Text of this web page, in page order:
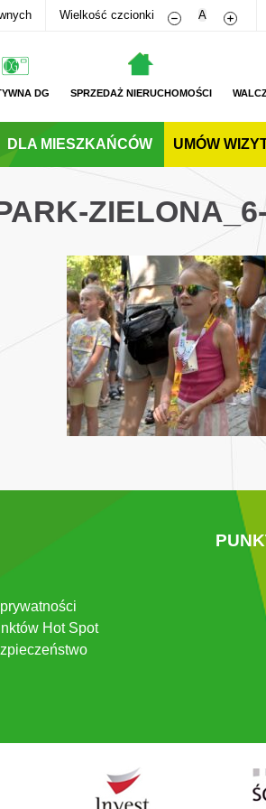
Wielkość czcionki Zmniejsz
A
DG SPRZEDAŻ NIERUCHOMOŚCI
DLA MIESZKAŃCÓW UMÓW
Hot Spot